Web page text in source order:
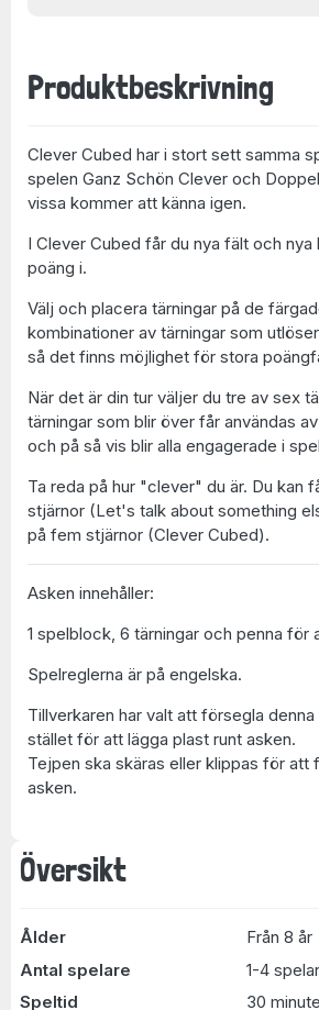
Översikt
Ålder
Från 8 år
Antal spelare
1-4
Speltid
30
Produktbeskrivning
Clever Cubed har i stort sett samma
spelen Ganz Schön Clever och
vissa kommer att känna igen.
I Clever Cubed får du nya fält och
poäng i.
Välj och placera tärningar på de
kombinationer av tärningar som
så det finns möjlighet för stora
När det är din tur väljer du tre av sex
tärningar som blir över får användas
och på så vis blir alla engagerade i
Ta reda på hur "clever" du är. Du kan
stjärnor (Let's talk about something
på fem stjärnor (Clever Cubed).
Asken innehåller:
1 spelblock, 6 tärningar och penna för
Spelreglerna är på engelska.
Tillverkaren har valt att försegla
stället för att lägga plast runt asken.
Tejpen ska skäras eller klippas för att
asken.